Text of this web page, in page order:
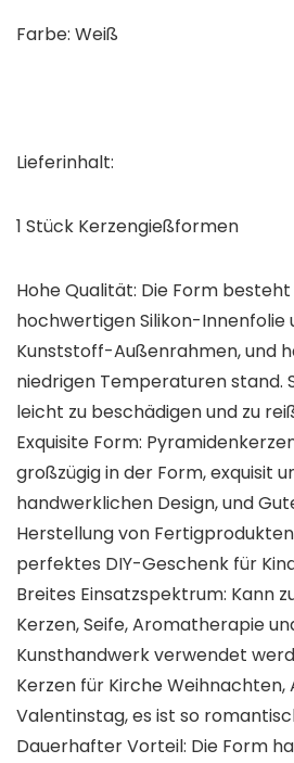
Farbe: Weiß
Lieferinhalt:
1 Stück Kerzengießformen
Hohe Qualität: Die Form
hochwertigen Silikon-Innenfolie
Kunststoff-Außenrahmen, und
niedrigen Temperaturen stand.
leicht zu beschädigen und zu
Exquisite Form:
großzügig in der Form, exquisit
handwerklichen Design, und
Herstellung von
perfektes DIY-Geschenk für
Breites Einsatzspektrum: Kann
Kerzen, Seife, Aromatherapie
Kunsthandwerk verwendet
Kerzen für Kirche Weihnachten,
Valentinstag, es ist so
Dauerhafter Vorteil: Die Form